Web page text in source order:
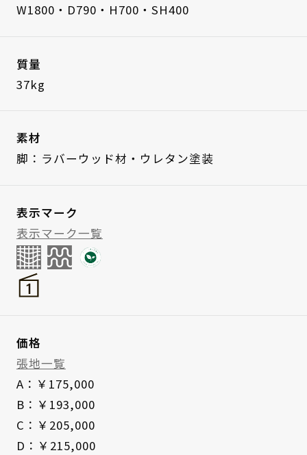
W1800・D790・H700・SH400
質量
37kg
素材
脚：ラバーウッド材・ウレタン塗装
表示マーク
表示マーク一覧
価格
張地一覧
A：￥175,000
B：￥193,000
C：￥205,000
D：￥215,000